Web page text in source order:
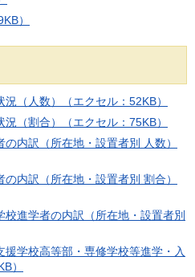
）
（人数）（エクセル：52KB）
（割合）（エクセル：75KB）
内訳（所在地・設置者別 人数）
内訳（所在地・設置者別 割合）
進学者の内訳（所在地・設置者別
学校高等部・専修学校等進学・入
）